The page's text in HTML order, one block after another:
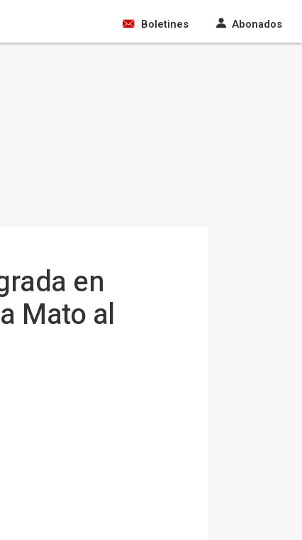
Boletines Abonados
en
Mato al